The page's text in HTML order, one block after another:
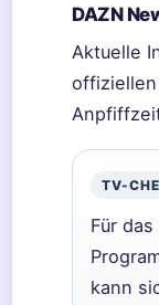
DAZN
Aktuelle
TV-
Für
kann